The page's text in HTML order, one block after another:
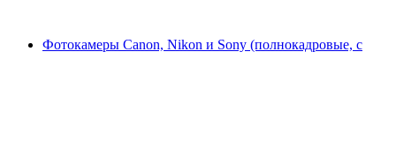
Фотокамеры Canon, Nikon и Sony (полнокадровые, с